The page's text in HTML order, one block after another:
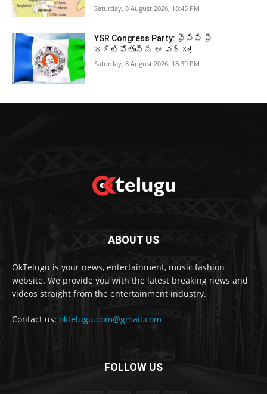
Saturday, 8 August 2026, 18:45 PM
YSR Congress Party: వైసిపి పై
రగిలిపోతున్న ఆ వర్గం!
Saturday, 8 August 2026, 18:39 PM
ABOUT US
OkTelugu is your news, entertainment, music fashion
website. We provide you with the latest breaking news and
videos straight from the entertainment industry.
Contact us: oktelugu.com@gmail.com
FOLLOW US